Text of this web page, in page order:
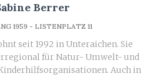
Berrer
1959 - LISTENPLATZ 11
seit 1992 in Unteraichen. Sie
für Natur- Umwelt- und
Auch in